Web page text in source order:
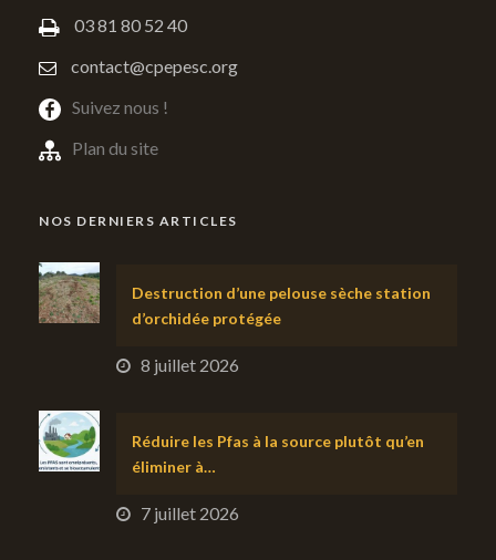
03 81 80 52 40
contact@cpepesc.org
Suivez nous !
Plan du site
NOS DERNIERS ARTICLES
Destruction d’une pelouse sèche station
d’orchidée protégée
8 juillet 2026
Réduire les Pfas à la source plutôt qu’en
éliminer à…
7 juillet 2026